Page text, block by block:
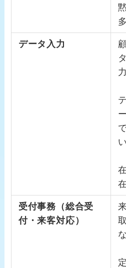
データ入力
受付事務（総合受
付・来客対応）